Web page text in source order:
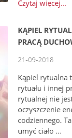
Czytaj więcej...
KĄPIEL
PRACĄ
21-09-2018
Kąpiel rytualna
rytuału i innej
rytualnej nie
oczyszczenie
codziennego.
umyć ciało …